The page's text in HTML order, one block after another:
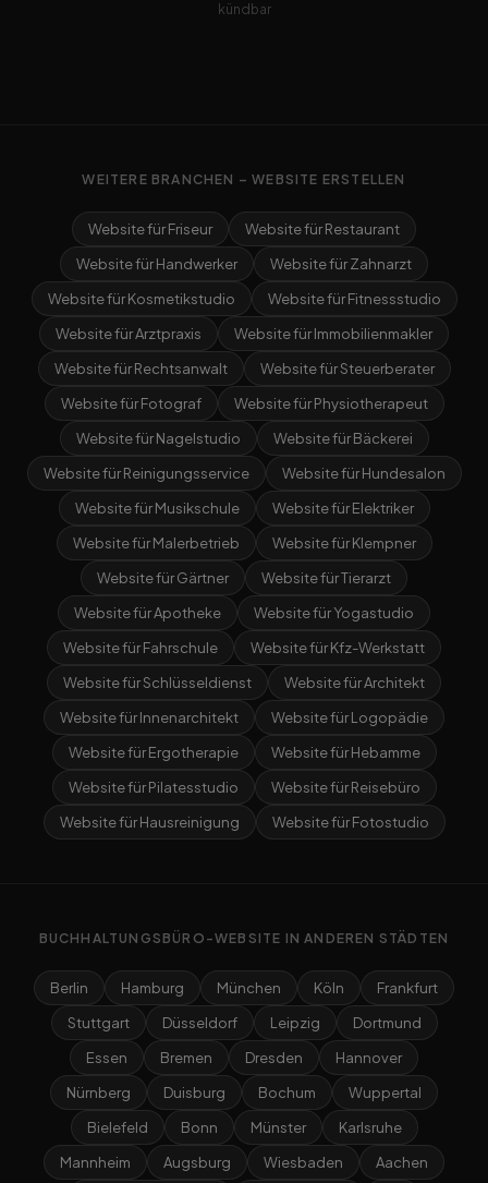
kündbar
WEITERE BRANCHEN – WEBSITE ERSTELLEN
Website für Friseur
Website für Restaurant
Website für Handwerker
Website für Zahnarzt
Website für Kosmetikstudio
Website für Fitnessstudio
Website für Arztpraxis
Website für Immobilienmakler
Website für Rechtsanwalt
Website für Steuerberater
Website für Fotograf
Website für Physiotherapeut
Website für Nagelstudio
Website für Bäckerei
Website für Reinigungsservice
Website für Hundesalon
Website für Musikschule
Website für Elektriker
Website für Malerbetrieb
Website für Klempner
Website für Gärtner
Website für Tierarzt
Website für Apotheke
Website für Yogastudio
Website für Fahrschule
Website für Kfz-Werkstatt
Website für Schlüsseldienst
Website für Architekt
Website für Innenarchitekt
Website für Logopädie
Website für Ergotherapie
Website für Hebamme
Website für Pilatesstudio
Website für Reisebüro
Website für Hausreinigung
Website für Fotostudio
BUCHHALTUNGSBÜRO-WEBSITE IN ANDEREN STÄDTEN
Berlin Hamburg München Köln
Frankfurt
Stuttgart
Düsseldorf Leipzig
Dortmund
Essen
Bremen Dresden
Hannover
Nürnberg
Duisburg Bochum
Wuppertal
Bielefeld
Bonn Münster
Karlsruhe
Mannheim
Augsburg Wiesbaden Aachen